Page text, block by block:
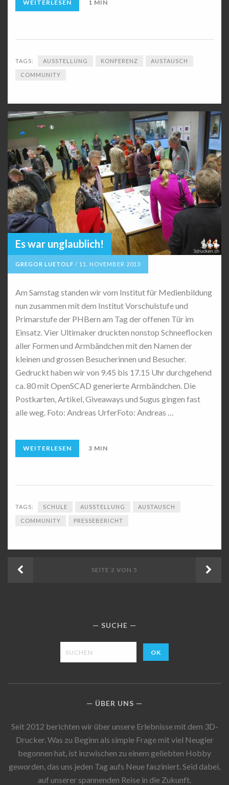
WEITERLESEN 1 MIN
TAGS: AUSSTELLUNG KONFERENZ AUSTAUSCH
COMMUNITY
Es war unglaublich!
GREGOR LUETOLF / 11. NOVEMBER 2013
Am Samstag standen wir vom Institut für Medienbildung
nun zusammen mit dem Institut Vorschulstufe und
Primarstufe der PHBern am Tag der offenen Tür im
Einsatz. Vier Ultimaker druckten nonstop Schneeflocken
aller Formen und Armbändchen mit den Namen der
kleinen und grossen Besucherinnen und Besucher.
Gedruckt haben wir von 9.45 bis 17.15 Uhr durchgehend
ca. 80 mit OpenSCAD generierte Armbändchen. Die
Postkarten, Artikel, Giveaways und Sugus gingen fast
alle weg. Foto: Andreas UrferFoto: Andreas …
WEITERLESEN 3 MIN
TAGS: SCHULE AUSSTELLUNG AUSTAUSCH
COMMUNITY PRESSEBERICHT
SEITE 2 VON 5
SUCHE
ÜBER UNS
Seit 2012 berichten wir über unsere Erlebnisse mit dem 3D-
Drucker. Was zu Beginn als simple Frage mit viel Neugier
begonnen hat, ist inzwischen zu einem geliebten Hobby
geworden, das uns jeden Tag aufs Neue fasziniert. Seid dabei,
auf unserer spannenden Reise in die Zukunft.